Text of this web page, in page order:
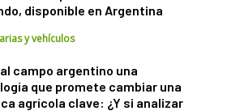
disponible en Argentina
y vehículos
campo argentino una
que promete cambiar una
agrícola clave: ¿Y si analizar